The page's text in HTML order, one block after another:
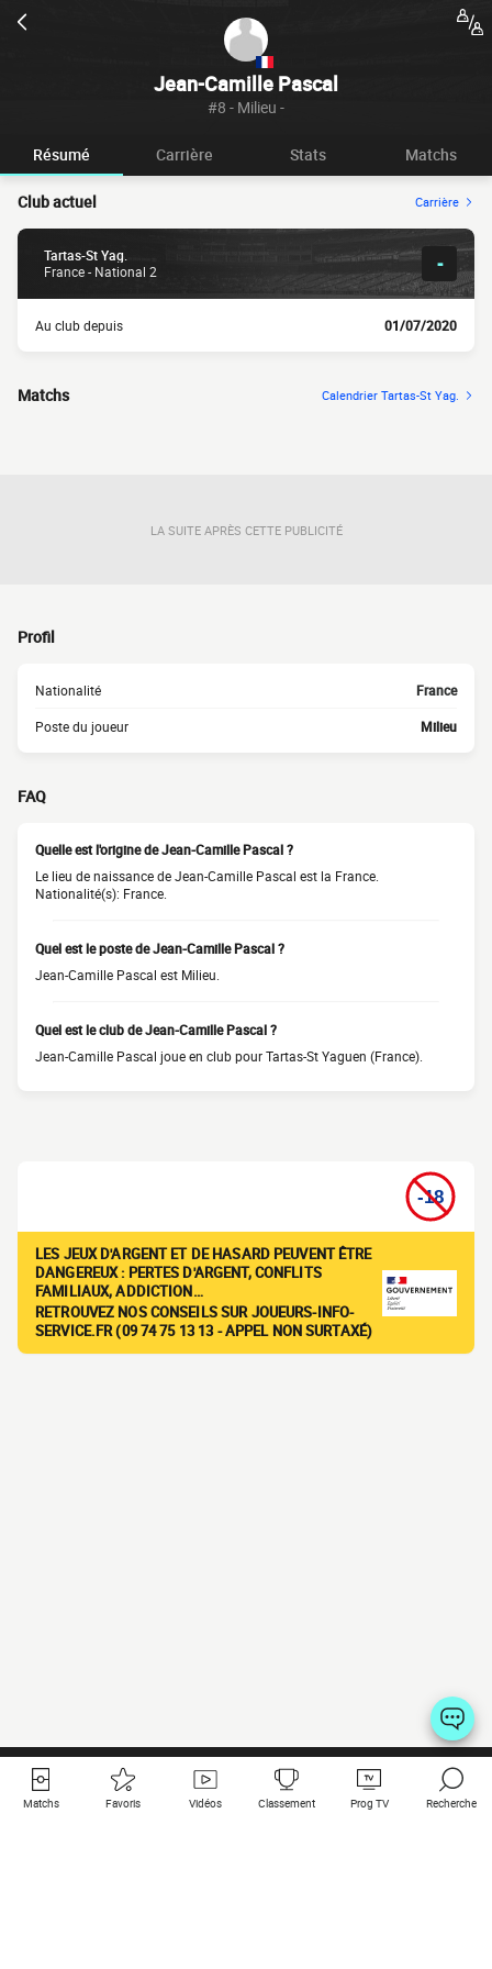
Jean-Camille Pascal
#8 - Milieu -
Résumé Carrière Stats Matchs
Club actuel Carrière
Tartas-St Yag.
France - National 2
-
Au club depuis 01/07/2020
Matchs Calendrier Tartas-St Yag.
LA SUITE APRÈS CETTE PUBLICITÉ
Profil
Nationalité France
Poste du joueur Milieu
FAQ
Quelle est l'origine de Jean-Camille Pascal ?
Le lieu de naissance de Jean-Camille Pascal est la France.
Nationalité(s): France.
Quel est le poste de Jean-Camille Pascal ?
Jean-Camille Pascal est Milieu.
Quel est le club de Jean-Camille Pascal ?
Jean-Camille Pascal joue en club pour Tartas-St Yaguen (France).
LES JEUX D'ARGENT ET DE HASARD PEUVENT ÊTRE
DANGEREUX : PERTES D'ARGENT, CONFLITS
FAMILIAUX, ADDICTION…
RETROUVEZ NOS CONSEILS SUR JOUEURS-INFO-
SERVICE.FR (09 74 75 13 13 - APPEL NON SURTAXÉ)
Matchs Favoris Vidéos Classement Prog TV Recherche